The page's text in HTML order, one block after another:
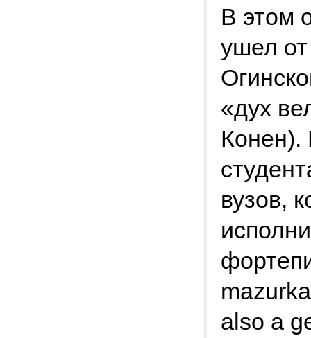
В этом
ушел
«дух
Конен).
вузов,
also a